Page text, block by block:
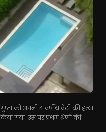
को अपनी 4 वर्षीय बेटी की हत्या
गया। उस पर प्रथम श्रेणी की